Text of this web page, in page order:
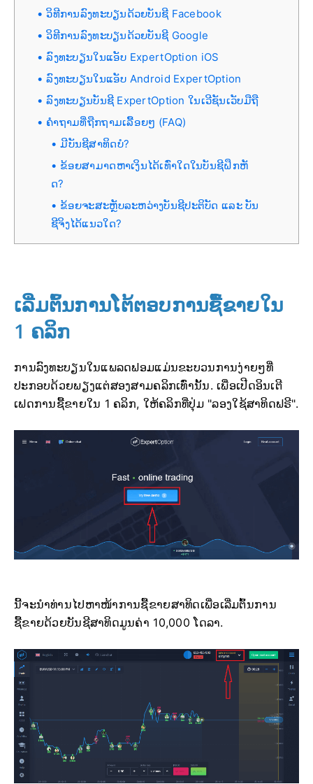
ວິທີການລົງທະບຽນດ້ວຍບັນຊີ Facebook
ວິທີການລົງທະບຽນດ້ວຍບັນຊີ Google
ລົງທະບຽນໃນແອັບ ExpertOption iOS
ລົງທະບຽນໃນແອັບ Android ExpertOption
ລົງທະບຽນບັນຊີ ExpertOption ໃນເວີຊັນເວັບມືຖື
ຄຳຖາມທີ່ຖືກຖາມເລື້ອຍໆ (FAQ)
ມີບັນຊີສາທິດບໍ?
ຂ້ອຍສາມາດຫາເງິນໄດ້ເທົ່າໃດໃນບັນຊີຝຶກຫັ
ດ?
ຂ້ອຍຈະສະຫຼັບລະຫວ່າງບັນຊີປະຕິບັດ ແລະ ບັນ
ຊີຈິງໄດ້ແນວໃດ?
ເລີ່ມຕົ້ນການໂຕ້ຕອບການຊື້ຂາຍໃນ
1 ຄລິກ
ການລົງທະບຽນໃນແພລດຟອມແມ່ນຂະບວນການງ່າຍໆທີ່
ປະກອບດ້ວຍພຽງແຕ່ສອງສາມຄລິກເທົ່ານັ້ນ. ເພື່ອເປີດອິນເຕີ
ເຟດການຊື້ຂາຍໃນ 1 ຄລິກ, ໃຫ້ຄລິກທີ່ປຸ່ມ "ລອງໃຊ້ສາທິດຟຣີ".
ນີ້ຈະນຳທ່ານໄປຫາໜ້າການຊື້ຂາຍສາທິດເພື່ອເລີ່ມຕົ້ນການ
ຊື້ຂາຍດ້ວຍບັນຊີສາທິດມູນຄ່າ 10,000 ໂດລາ.